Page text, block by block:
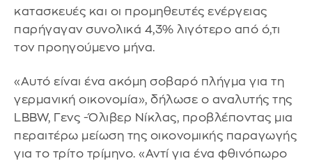
κατασκευές και οι προμηθευτές ενέργειας
παρήγαγαν συνολικά 4,3% λιγότερο από ό,τι
τον προηγούμενο μήνα.
«Αυτό είναι ένα ακόμη σοβαρό πλήγμα για τη
γερμανική οικονομία», δήλωσε ο αναλυτής της
LBBW, Γενς -Όλιβερ Νίκλας, προβλέποντας μια
περαιτέρω μείωση της οικονομικής παραγωγής
για το τρίτο τρίμηνο. «Αντί για ένα φθινόπωρο